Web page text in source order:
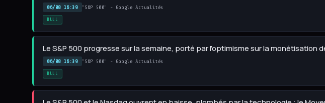
06/08 16:39 "S&P 500" - Google Actualités
BULL
Le S&P 500 progresse sur la semaine, porté par l'optimisme sur la monétisation
06/08 16:39 "S&P 500" - Google Actualités
BULL